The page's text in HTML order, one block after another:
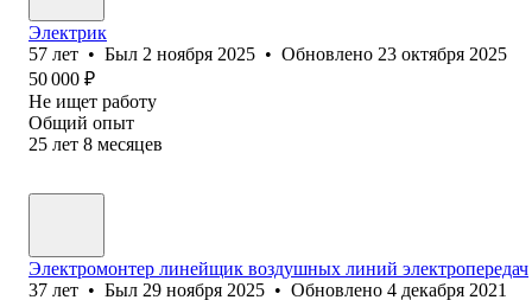
Электрик
57 лет • Был 2 ноября 2025 • Обновлено 23 октября 2025
50 000 ₽
Не ищет работу
Общий опыт
25 лет 8 месяцев
Электромонтер линейщик воздушных линий электропередач
37 лет • Был 29 ноября 2025 • Обновлено 4 декабря 2021